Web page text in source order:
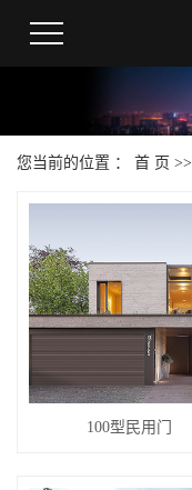
您当前的位置 ： 首 页 >>
100型民用门